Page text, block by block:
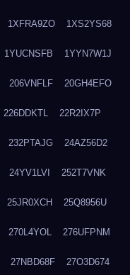
1XFRA9ZO 1XS2YS68
1YUCNSFB 1YYN7W1J
206VNFLF 20GH4EFO
226DDKTL 22R2IX7P
232PTAJG 24AZ56D2
24YV1LVI 252T7VNK
25JR0XCH 25Q8956U
270L4YOL 276UFPNM
27NBD68F 27O3D674